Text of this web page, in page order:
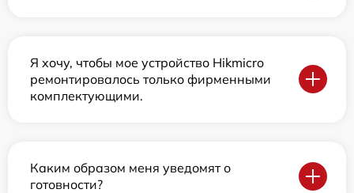
Я хочу, чтобы мое устройство Hikmicro
ремонтировалось только фирменными
комплектующими.
Каким образом меня уведомят о
готовности?